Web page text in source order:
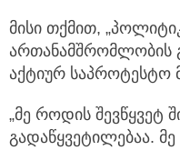
მისი თქმით,
ართანამშრომლობის
აქტიურ საპროტესტო
„მე როდის შევწყვეტ
გადაწყვეტილებაა. მე